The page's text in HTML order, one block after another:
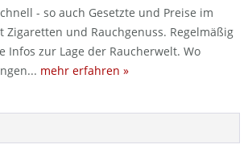
- so auch Gesetzte und Preise im
Zigaretten und Rauchgenuss. Regelmäßig
Infos zur Lage der Raucherwelt. Wo
mehr erfahren »